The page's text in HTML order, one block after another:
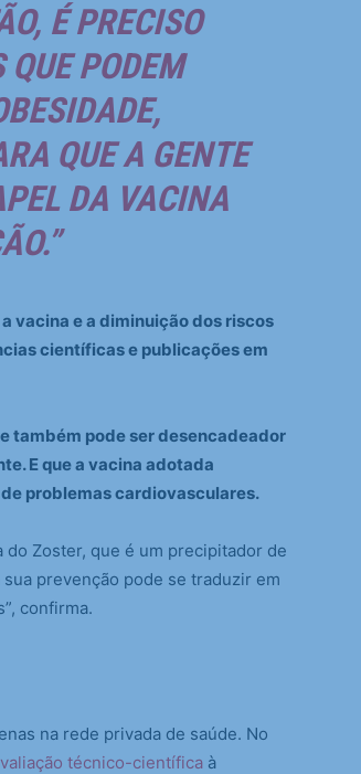
É PRECISO
QUE PODEM
QUE A GENTE
DA VACINA
vacina e a diminuição dos riscos
científicas e publicações em
também pode ser desencadeador
E que a vacina adotada
problemas cardiovasculares.
do Zoster, que é um precipitador de
prevenção pode se traduzir em
confirma.
na rede privada de saúde. No
técnico-científica à